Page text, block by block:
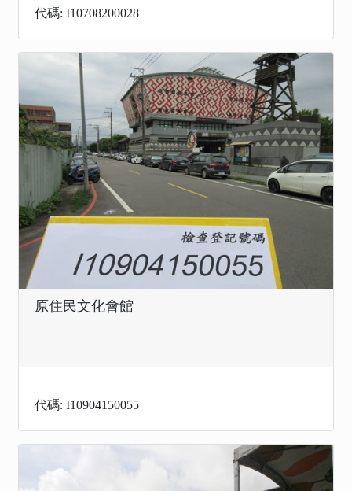
代碼: I10708200028
原住民文化會館
代碼: I10904150055